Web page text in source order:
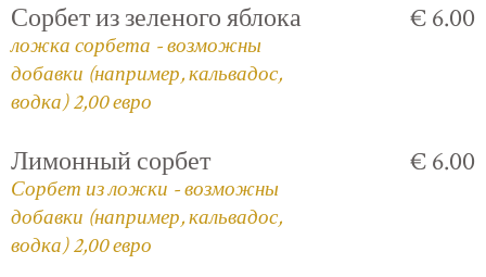
Сорбет из зеленого яблока
ложка сорбета - возможны
добавки (например, кальвадос,
водка) 2,00 евро
€ 6.00
Лимонный сорбет
Сорбет из ложки - возможны
добавки (например, кальвадос,
водка) 2,00 евро
€ 6.00